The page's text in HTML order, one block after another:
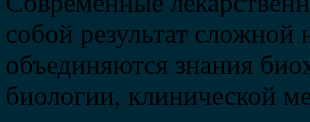
собой результат
объединяются знания
биологии, клинической